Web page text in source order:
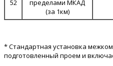
52
пределами МКАД
(за 1км)
* Стандартная установка
подготовленный проем и